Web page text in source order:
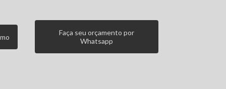
Faça seu orçamento por
Whatsapp